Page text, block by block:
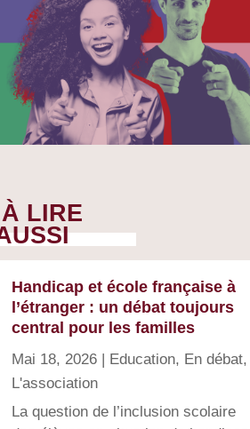
À LIRE
Handicap et école française à
l’étranger : un débat toujours
central pour les familles
Mai 18, 2026| Education, En débat,
L'association
La question de l’inclusion scolaire